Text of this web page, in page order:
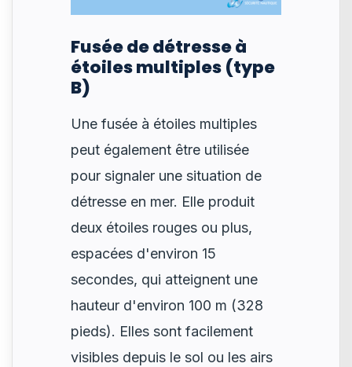
Fusée de détresse à
étoiles multiples (type
B)
Une fusée à étoiles multiples
peut également être utilisée
pour signaler une situation de
détresse en mer. Elle produit
deux étoiles rouges ou plus,
espacées d'environ 15
secondes, qui atteignent une
hauteur d'environ 100 m (328
pieds). Elles sont facilement
visibles depuis le sol ou les airs